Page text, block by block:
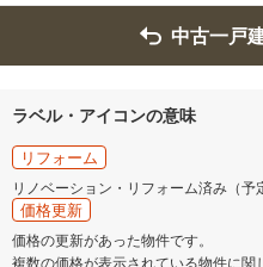
中古一戸
ラベル・アイコンの意味
リフォーム
リノベーション・リフォーム済み（予
価格更新
価格の更新があった物件です。
複数の価格が表示されている物件に